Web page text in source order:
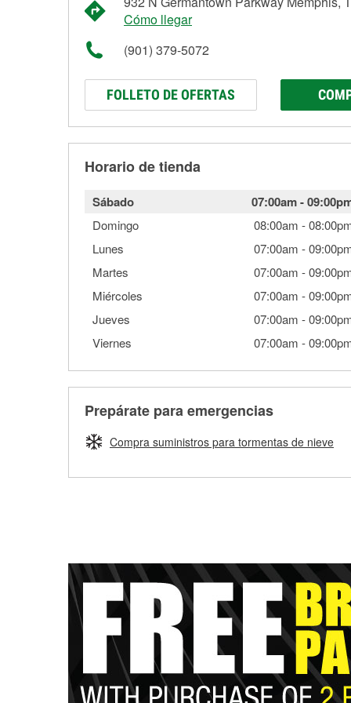
Cómo llegar
(901) 379-5072
FOLLETO DE OFERTAS
Horario de tienda
Sábado 07:00am-
Domingo 08:00am -
Lunes
07:00am -
Martes
07:00am -
Miércoles
07:00am -
Jueves
07:00am -
Viernes
07:00am -
Prepárate para emergencias
Compra suministros para tormentas de nieve